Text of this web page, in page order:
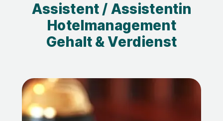
Assistent / Assistentin
Hotelmanagement
Gehalt & Verdienst